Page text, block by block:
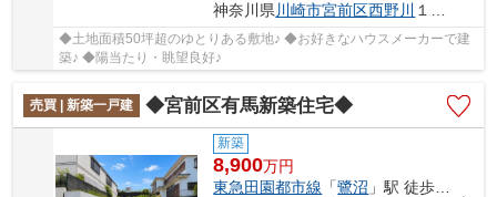
神奈川県 川崎市宮前区西野川 １丁目
◆土地面積50坪超のゆとりある敷地♪ ◆お好きなハウスメーカーで建
築♪ ◆陽当たり・眺望良好♪
売買 | 新築一戸建 ◆宮前区有馬新築住宅◆
新築
8,900万円
東急田園都市線 「鷺沼 」駅 徒歩12分